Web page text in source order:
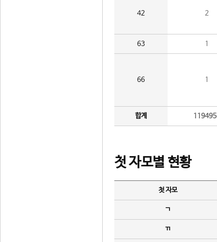
42 2
63 1
66 1
합계
첫 자모별 현황
첫 자모
ㄱ
ㄲ